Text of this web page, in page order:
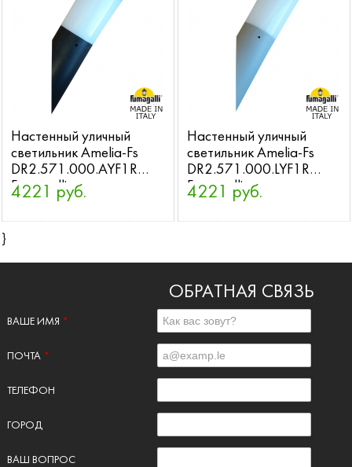
Настенный уличный
светильник Amelia-Fs
DR2.571.000.AYF1R
Fumagalli
4221 руб.
Настенный уличный
светильник Amelia-Fs
DR2.571.000.LYF1R
Fumagalli
4221 руб.
}
ОБРАТНАЯ СВЯЗЬ
ВАШЕ ИМЯ *
ПОЧТА *
ТЕЛЕФОН
ГОРОД
ВАШ ВОПРОС